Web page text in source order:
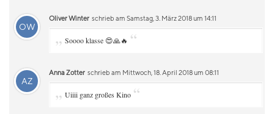
OW
Oliver Winter schrieb am Samstag, 3. März 2018 um 14:11
„ Soooo klasse 😍🙏🔥 “
AZ
Anna Zotter schrieb am Mittwoch, 18. April 2018 um 08:11
„ Uiiii ganz großes Kino “